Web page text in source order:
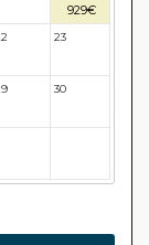
929€
23
30